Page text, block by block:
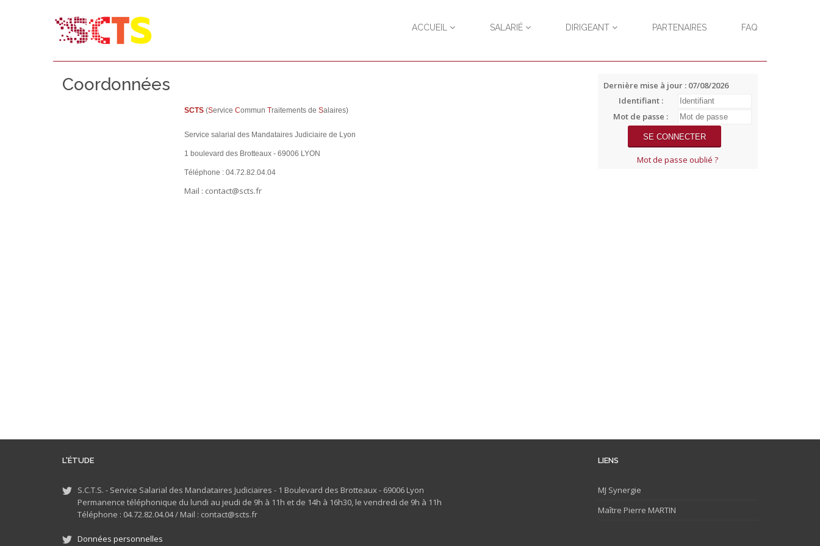
ACCUEIL SALARIÉ DIRIGEANT PARTENAIRES FAQ
Coordonnées
SCTS (Service Commun Traitements de Salaires)
Service salarial des Mandataires Judiciaire de Lyon
1 boulevard des Brotteaux - 69006 LYON
Téléphone : 04.72.82.04.04
Mail : contact@scts.fr
Dernière mise à jour : 07/08/2026
Identifiant :
Mot de passe :
Mot de passe oublié ?
L'ÉTUDE
S.C.T.S. - Service Salarial des Mandataires Judiciaires - 1 Boulevard des Brotteaux - 69006 Lyon
Permanence téléphonique du lundi au jeudi de 9h à 11h et de 14h à 16h30, le vendredi de 9h à 11h
Téléphone : 04.72.82.04.04 / Mail : contact@scts.fr
Données personnelles
LIENS
MJ Synergie
Maître Pierre MARTIN